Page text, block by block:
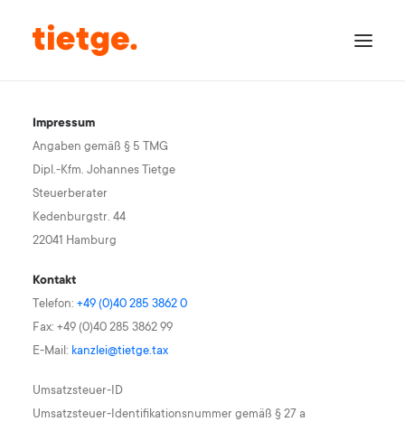
Kanzlei
Inhaber
Kontakt
DATEV Unternehmen Online
Download Fernwartung PC
Impressum
Angaben gemäß § 5 TMG
Dipl.-Kfm. Johannes Tietge
Steuerberater
Kedenburgstr. 44
22041 Hamburg
Kontakt
Telefon: +49 (0)40 285 3862 0
Fax: +49 (0)40 285 3862 99
E-Mail: kanzlei@tietge.tax
Umsatzsteuer-ID
Umsatzsteuer-Identifikationsnummer gemäß § 27 a